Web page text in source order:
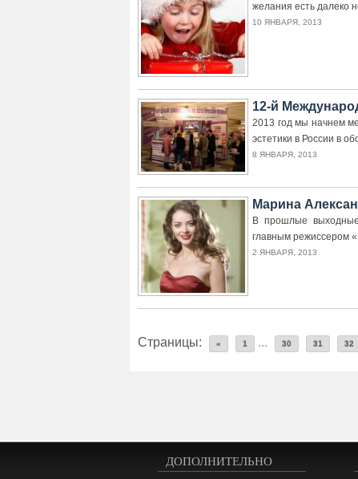
желания есть далеко
10 ЯНВАРЯ, 2013
12-й
2013 год мы начнем
эстетики в России в
8 ЯНВАРЯ, 2013
Марина
В прошлые выходные
главным режиссером
2 ЯНВАРЯ, 2013
Страницы: « 1 ... 30 31 32
ДОПОЛНИТЕЛЬНО